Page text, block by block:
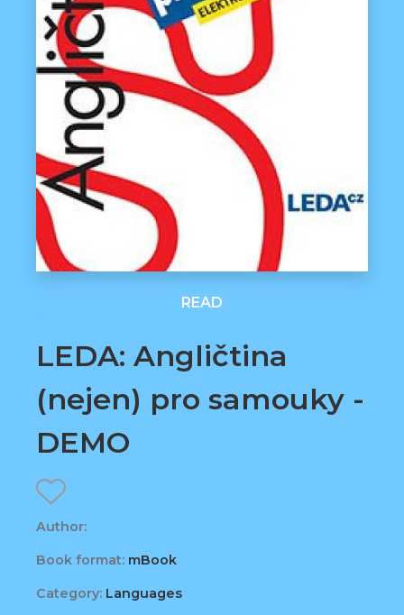
READ
LEDA: Angličtina
(nejen) pro samouky -
DEMO
Author:
Book format: mBook
Category: Languages